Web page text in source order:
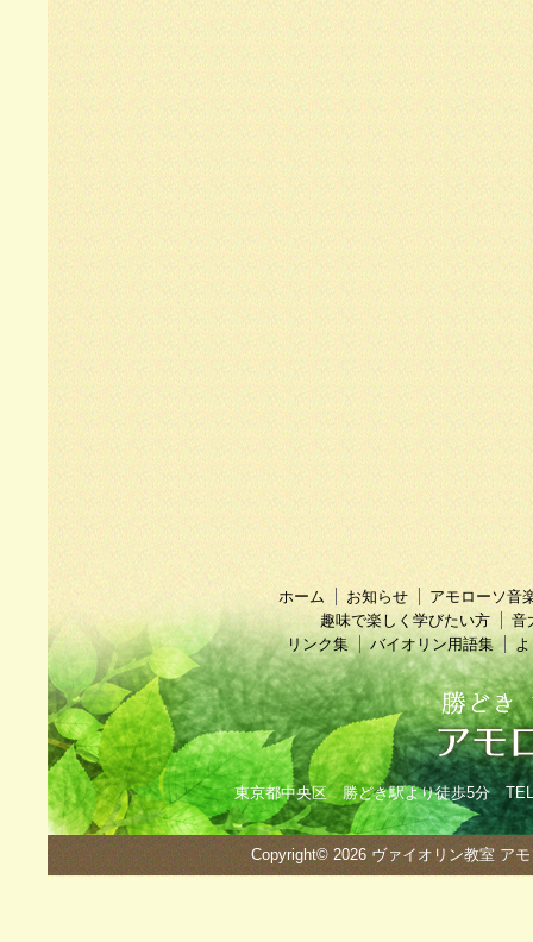
ホーム お知らせ
アモローソ音
趣味で楽しく学びたい方
音
リンク集
バイオリン用語集
東京都中央区 勝どき駅より徒歩5分
Copyright© 2026 ヴァイオリン教室 ア